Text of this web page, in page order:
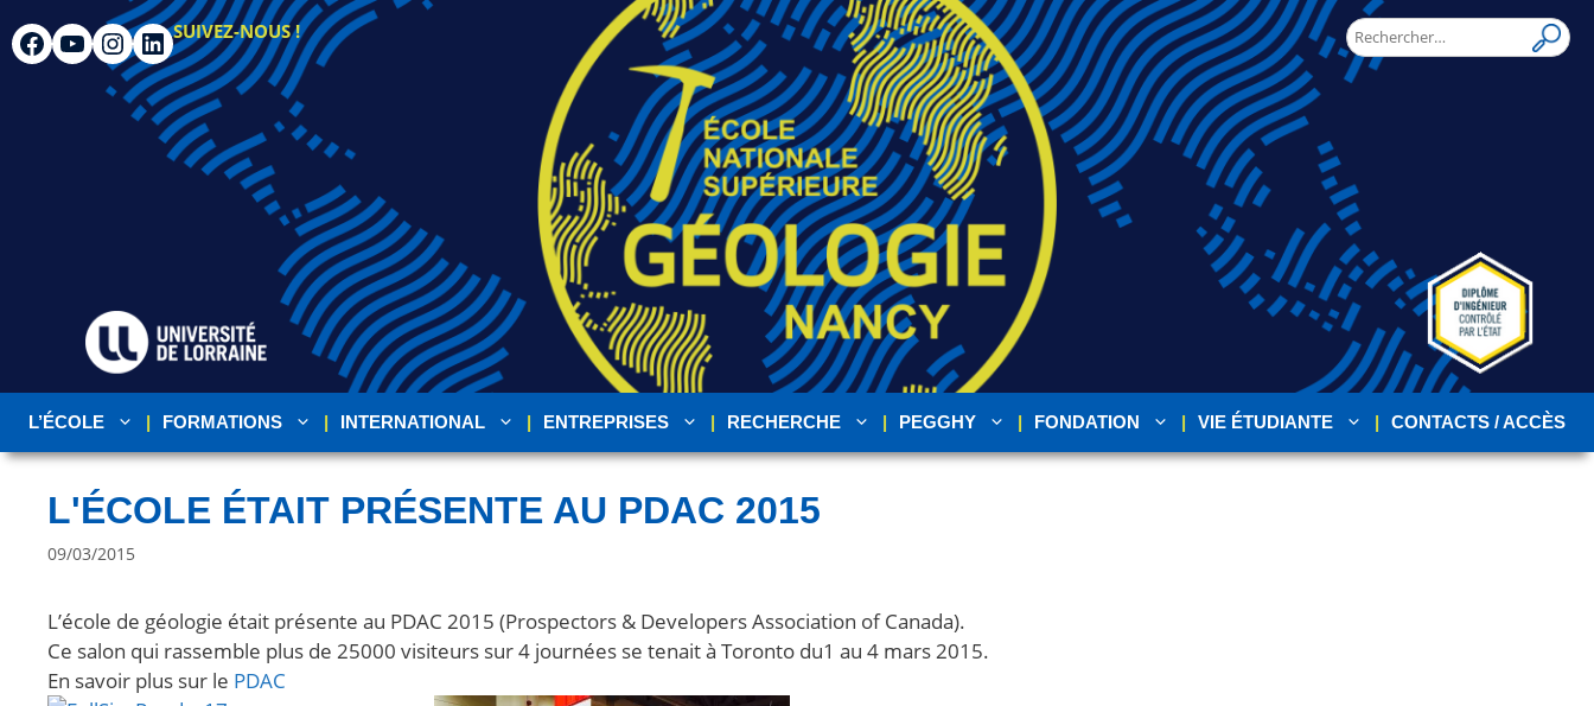
SUIVEZ-NOUS !
L’ÉCOLE FORMATIONS INTERNATIONAL ENTREPRISES RECHERCHE PEGGHY FONDATION VIE ÉTUDIANTE CONTACTS / ACCÈS
L'ÉCOLE ÉTAIT PRÉSENTE AU PDAC 2015
09/03/2015
L’école de géologie était présente au PDAC 2015 (Prospectors & Developers Association of Canada).
Ce salon qui rassemble plus de 25000 visiteurs sur 4 journées se tenait à Toronto du1 au 4 mars 2015.
En savoir plus sur le PDAC